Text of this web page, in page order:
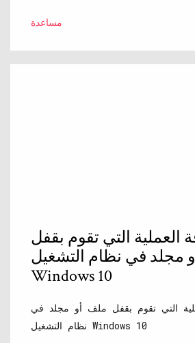
مساعدة
العملية التي تقوم بقفل
مجلد في نظام التشغيل
Windows 10
التي تقوم بقفل ملف أو مجلد في
نظام التشغيل Windows 10